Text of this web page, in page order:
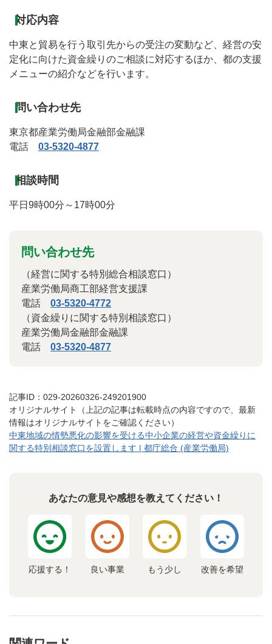
対応内容
中東と貿易を行う取引先からの受注の変動など、経営の安
定化に向けた資金繰りのご相談に対応するほか、都の支援
メニューの紹介などを行います。
問い合わせ先
東京都産業労働局金融部金融課
電話 03-5320-4877
相談時間
平日9時00分～17時00分
問い合わせ先
（経営に関する特別総合相談窓口）
産業労働局商工部経営支援課
電話 03-5320-4772
（資金繰りに関する特別相談窓口）
産業労働局金融部金融課
電話 03-5320-4877
記事ID：029-20260326-249201900
オリジナルサイト（上記の記事は転載時点の内容ですので、最新
情報はオリジナルサイトをご確認ください）
中東地域の情勢悪化の影響を受ける中小企業の経営や資金繰りに
関する特別相談窓口を設置します | 都庁総合 (産業労働局)
あなたの意見や感想を教えてください！
応援する！ 良い事業 もう少し 改善を希望